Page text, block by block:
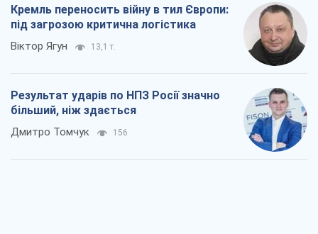
Кремль переносить війну в тил Європи:
під загрозою критична логістика
Віктор Ягун 13,1 т.
Результат ударів по НПЗ Росії значно
більший, ніж здається
Дмитро Томчук 156